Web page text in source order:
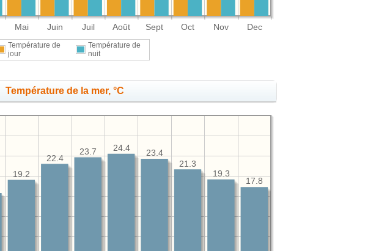
Mai Juin Juil Août Sept Oct Nov Dec
Température de
jour
Température de
nuit
Température de la mer, °C
17.8
19.3
21.3
23.4
24.4
23.7
22.4
19.2